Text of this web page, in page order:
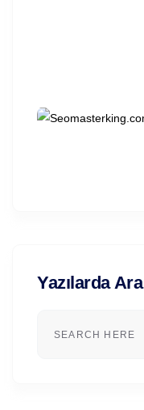
Yazılarda Ara